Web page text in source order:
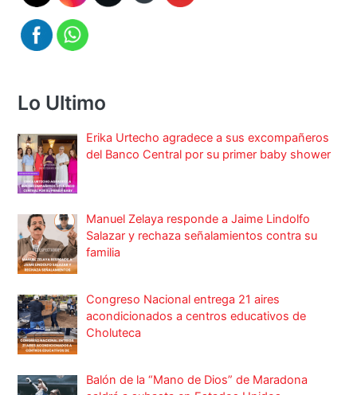
Lo Ultimo
Erika Urtecho agradece a sus excompañeros
del Banco Central por su primer baby shower
Manuel Zelaya responde a Jaime Lindolfo
Salazar y rechaza señalamientos contra su
familia
Congreso Nacional entrega 21 aires
acondicionados a centros educativos de
Choluteca
Balón de la “Mano de Dios” de Maradona